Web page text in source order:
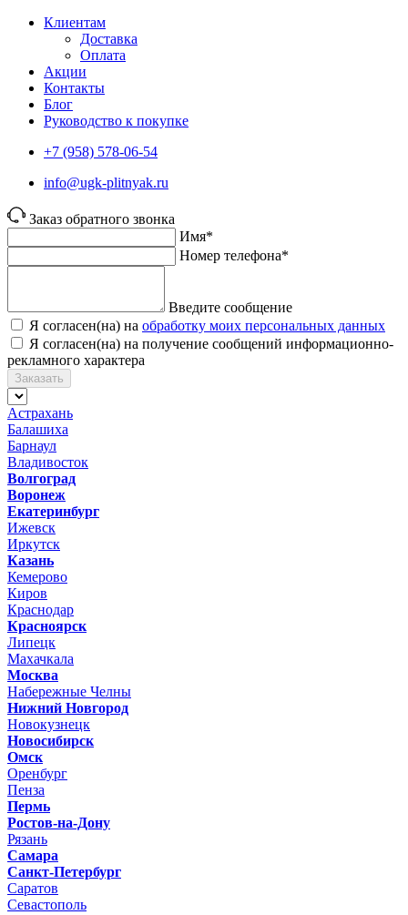
Клиентам
Доставка
Оплата
Акции
Контакты
Блог
Руководство к покупке
+7 (958) 578-06-54
info@ugk-plitnyak.ru
Заказ обратного звонка
Имя*
Номер телефона*
Введите сообщение
Я согласен(на) на обработку моих персональных данных
Я согласен(на) на получение сообщений информационно-
рекламного характера
Заказать
Астрахань
Балашиха
Барнаул
Владивосток
Волгоград
Воронеж
Екатеринбург
Ижевск
Иркутск
Казань
Кемерово
Киров
Краснодар
Красноярск
Липецк
Махачкала
Москва
Набережные Челны
Нижний Новгород
Новокузнецк
Новосибирск
Омск
Оренбург
Пенза
Пермь
Ростов-на-Дону
Рязань
Самара
Санкт-Петербург
Саратов
Севастополь